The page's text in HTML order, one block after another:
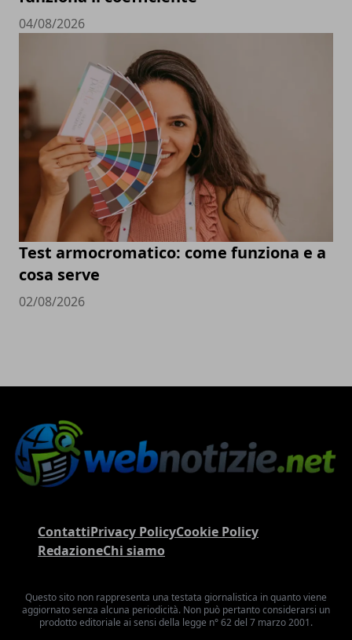
04/08/2026
Test armocromatico: come funziona e a
cosa serve
02/08/2026
ContattiPrivacy PolicyCookie Policy
RedazioneChi siamo
Questo sito non rappresenta una testata giornalistica in quanto viene
aggiornato senza alcuna periodicità. Non può pertanto considerarsi un
prodotto editoriale ai sensi della legge n° 62 del 7 marzo 2001.